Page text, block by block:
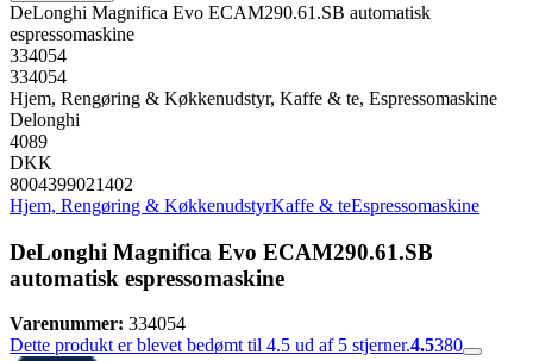
DeLonghi Magnifica Evo ECAM290.61.SB automatisk
espressomaskine
334054
334054
Hjem, Rengøring & Køkkenudstyr, Kaffe & te, Espressomaskine
Delonghi
4089
DKK
8004399021402
Hjem, Rengøring & KøkkenudstyrKaffe & teEspressomaskine
DeLonghi Magnifica Evo ECAM290.61.SB
automatisk espressomaskine
Varenummer: 334054
Dette produkt er blevet bedømt til 4.5 ud af 5 stjerner.4.5380